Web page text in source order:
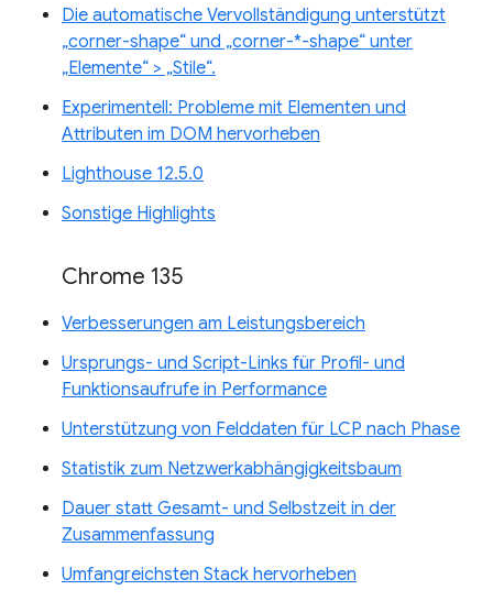
Die automatische Vervollständigung unterstützt
„corner-shape“ und „corner-*-shape“ unter
„Elemente“ > „Stile“.
Experimentell: Probleme mit Elementen und
Attributen im DOM hervorheben
Lighthouse 12.5.0
Sonstige Highlights
Chrome 135
Verbesserungen am Leistungsbereich
Ursprungs- und Script-Links für Profil- und
Funktionsaufrufe in Performance
Unterstützung von Felddaten für LCP nach Phase
Statistik zum Netzwerkabhängigkeitsbaum
Dauer statt Gesamt- und Selbstzeit in der
Zusammenfassung
Umfangreichsten Stack hervorheben